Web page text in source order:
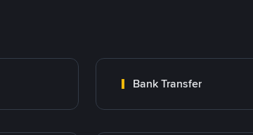
Bank Transfer